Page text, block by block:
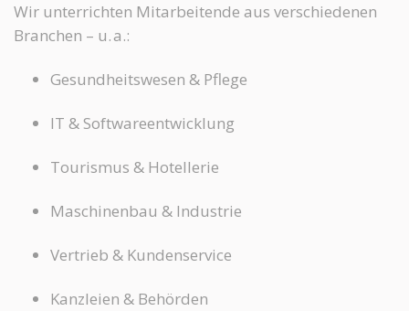
Wir unterrichten Mitarbeitende aus verschiedenen
Branchen – u. a.:
Gesundheitswesen & Pflege
IT & Softwareentwicklung
Tourismus & Hotellerie
Maschinenbau & Industrie
Vertrieb & Kundenservice
Kanzleien & Behörden